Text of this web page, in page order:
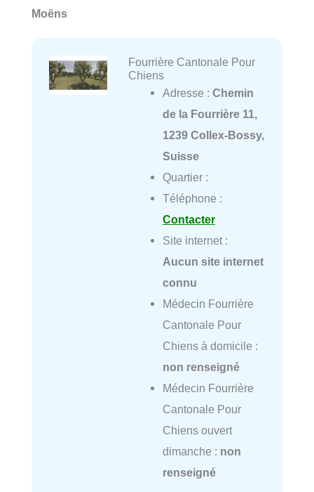
Moëns
Fourrière Cantonale Pour
Chiens
Adresse : Chemin
de la Fourrière 11,
1239 Collex-Bossy,
Suisse
Quartier :
Téléphone :
Contacter
Site internet :
Aucun site internet
connu
Médecin Fourrière
Cantonale Pour
Chiens à domicile :
non renseigné
Médecin Fourrière
Cantonale Pour
Chiens ouvert
dimanche : non
renseigné